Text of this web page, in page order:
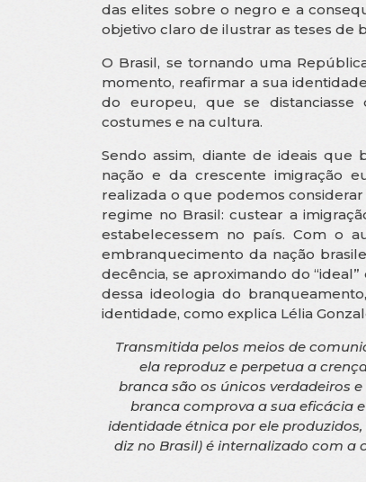
das elites sobre o negro e a
objetivo claro de ilustrar as teses de
O Brasil, se tornando uma
momento, reafirmar a sua
do europeu, que se distanciasse
costumes e na cultura.
Sendo assim, diante de ideais
nação e da crescente imigração
realizada o que podemos
regime no Brasil: custear a
estabelecessem no país. Com o
embranquecimento da nação
decência, se aproximando do
dessa ideologia do
identidade, como explica Lélia
Transmitida pelos meios de
ela reproduz e perpetua a
branca são os únicos verdadeiros
branca comprova a sua eficácia
identidade étnica por ele
diz no Brasil) é internalizado com